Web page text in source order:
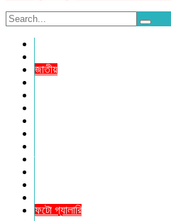
জাতীয়
ফটো গ্যালারি